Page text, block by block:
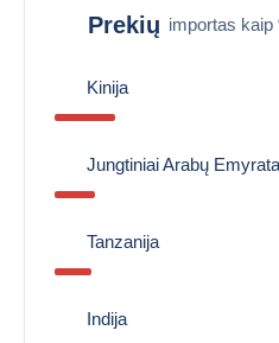
Prekių importas kaip
Kinija
Jungtiniai Arabų
Tanzanija
Indija